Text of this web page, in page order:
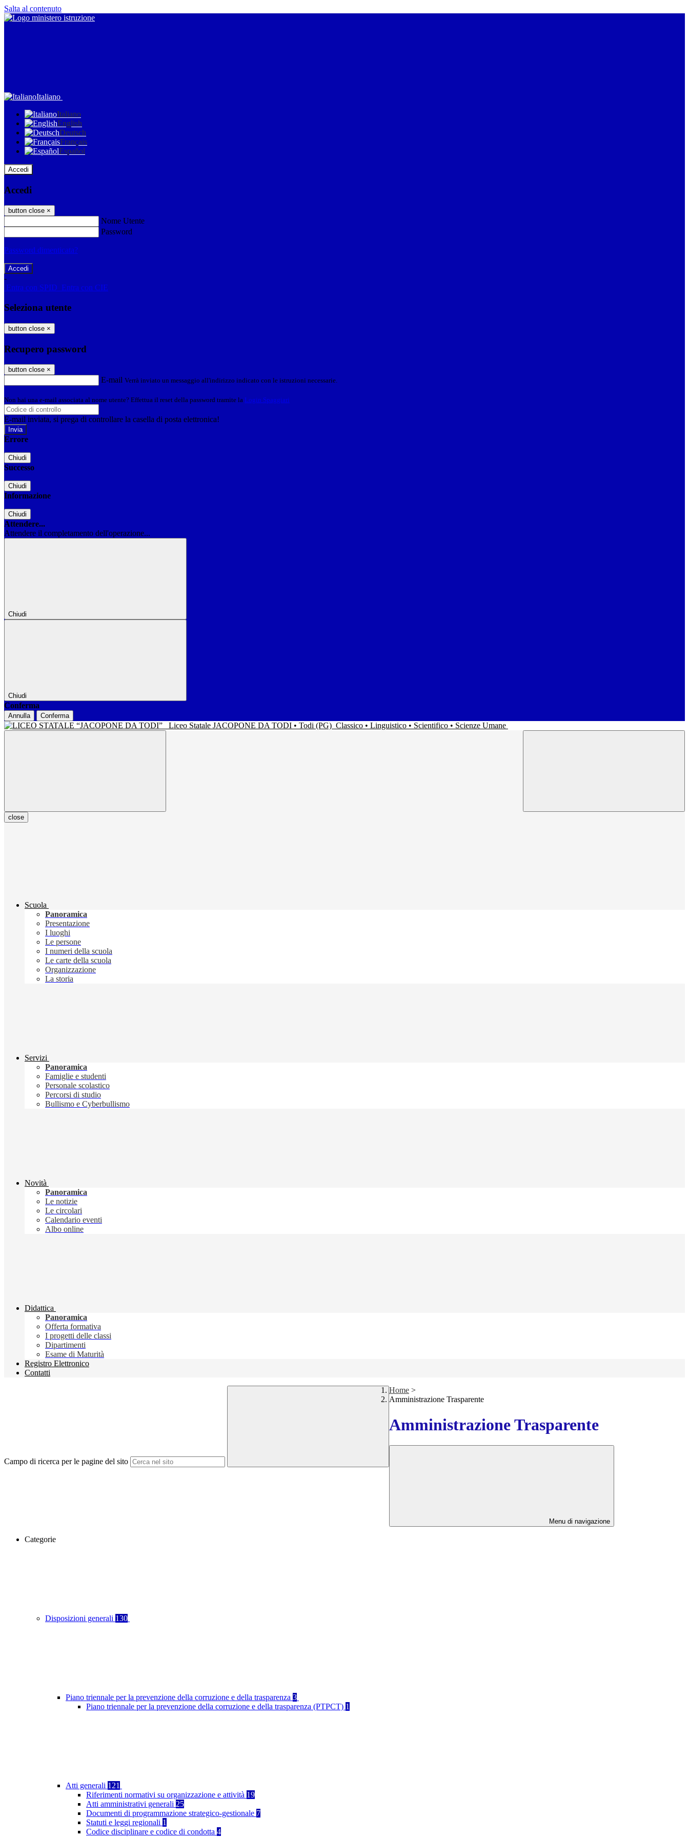
Salta al contenuto
Italiano
Italiano
English
Deutsch
Français
Español
Accedi
Accedi
button close ×
Nome Utente
Password
Password dimenticata?
-
Entra con SPID Entra con CIE
Seleziona utente
button close ×
Recupero password
button close ×
E-mail Verrà inviato un messaggio all'indirizzo indicato con le istruzioni necessarie.
Non hai una e-mail associata al nome utente? Effettua il reset della password tramite la Login Spaggiari
E-mail inviata, si prega di controllare la casella di posta elettronica!
Errore
Chiudi
Successo
Chiudi
Informazione
Chiudi
Attendere...
Attendere il completamento dell'operazione...
Chiudi
Chiudi
Conferma
Annulla Conferma
Liceo Statale JACOPONE DA TODI • Todi (PG) Classico • Linguistico • Scientifico • Scienze Umane
close
Scuola
Panoramica
Presentazione
I luoghi
Le persone
I numeri della scuola
Le carte della scuola
Organizzazione
La storia
Servizi
Panoramica
Famiglie e studenti
Personale scolastico
Percorsi di studio
Bullismo e Cyberbullismo
Novità
Panoramica
Le notizie
Le circolari
Calendario eventi
Albo online
Didattica
Panoramica
Offerta formativa
I progetti delle classi
Dipartimenti
Esame di Maturità
Registro Elettronico
Contatti
Campo di ricerca per le pagine del sito
Home >
Amministrazione Trasparente
Amministrazione Trasparente
Menu di navigazione
Categorie
Disposizioni generali 130
Piano triennale per la prevenzione della corruzione e della trasparenza 3
Piano triennale per la prevenzione della corruzione e della trasparenza (PTPCT) 1
Atti generali 121
Riferimenti normativi su organizzazione e attività 19
Atti amministrativi generali 25
Documenti di programmazione strategico-gestionale 7
Statuti e leggi regionali 1
Codice disciplinare e codice di condotta 4